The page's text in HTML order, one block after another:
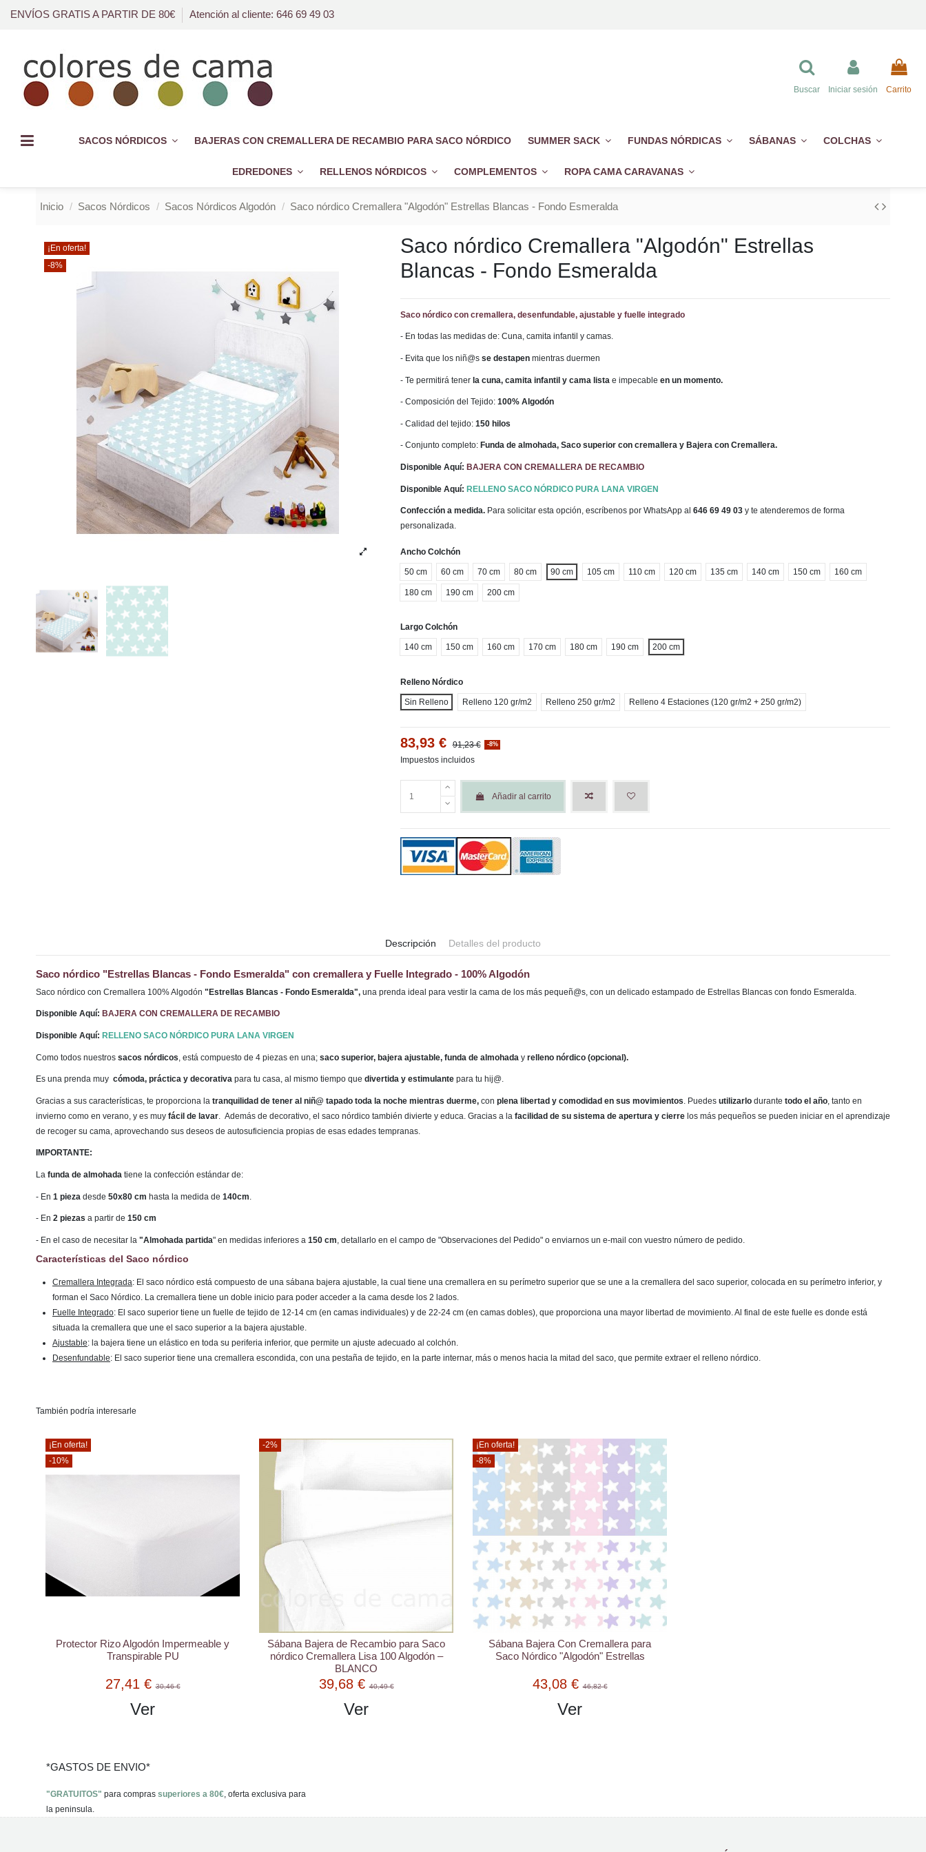
ENVÍOS GRATIS A PARTIR DE 80€ Atención al cliente: 646 69 49 03
Buscar Iniciar sesión Carrito
SACOS NÓRDICOS BAJERAS CON CREMALLERA DE RECAMBIO PARA SACO NÓRDICO SUMMER SACK FUNDAS NÓRDICAS SÁBANAS COLCHAS
EDREDONES RELLENOS NÓRDICOS COMPLEMENTOS ROPA CAMA CARAVANAS
Inicio Sacos Nórdicos Sacos Nórdicos Algodón Saco nórdico Cremallera "Algodón" Estrellas Blancas - Fondo Esmeralda
¡En oferta!
-8%
Saco nórdico Cremallera "Algodón" Estrellas
Blancas - Fondo Esmeralda
Saco nórdico con cremallera, desenfundable, ajustable y fuelle integrado
- En todas las medidas de: Cuna, camita infantil y camas.
- Evita que los niñ@sse destapen mientras duermen
- Te permitirá tenerla cuna, camita infantil y cama lista e impecableen un momento.
- Composición del Tejido:100% Algodón
- Calidad del tejido:150 hilos
- Conjunto completo: Funda de almohada, Saco superior con cremallera y Bajera con Cremallera.
Disponible Aquí: BAJERA CON CREMALLERA DE RECAMBIO
Disponible Aquí:RELLENO SACO NÓRDICO PURA LANA VIRGEN
Confección a medida. Para solicitar esta opción, escríbenos por WhatsApp al646 69 49 03y te atenderemos de forma
personalizada.
Ancho Colchón
50 cm 60 cm 70 cm 80 cm 90 cm 105 cm 110 cm 120 cm 135 cm 140 cm 150 cm 160 cm
180 cm 190 cm 200 cm
Largo Colchón
140 cm 150 cm 160 cm 170 cm 180 cm 190 cm 200 cm
Relleno Nórdico
Sin Relleno Relleno 120 gr/m2 Relleno 250 gr/m2 Relleno 4 Estaciones (120 gr/m2 + 250 gr/m2)
83,93 € 91,23 € -8%
Impuestos incluidos
Añadir al carrito
Descripción Detalles del producto
Saco nórdico "Estrellas Blancas - Fondo Esmeralda" con cremallera y Fuelle Integrado - 100% Algodón
Saco nórdico con Cremallera 100% Algodón "Estrellas Blancas - Fondo Esmeralda", una prenda ideal para vestir la cama de los más pequeñ@s, con un delicado estampado de Estrellas Blancas con fondo Esmeralda.
Disponible Aquí: BAJERA CON CREMALLERA DE RECAMBIO
Disponible Aquí: RELLENO SACO NÓRDICO PURA LANA VIRGEN
Como todos nuestros sacos nórdicos , está compuesto de 4 piezas en una; saco superior, bajera ajustable, funda de almohada y relleno nórdico (opcional).
Es una prenda muy cómoda, práctica y decorativa para tu casa, al mismo tiempo que divertida y estimulante para tu hij@.
Gracias a sus características, te proporciona la tranquilidad de tener al niñ@ tapado toda la noche mientras duerme, con plena libertad y comodidad en sus movimientos . Puedes utilizarlo durante todo el año , tanto en
invierno como en verano, y es muy fácil de lavar . Además de decorativo, el saco nórdico también divierte y educa. Gracias a la facilidad de su sistema de apertura y cierre los más pequeños se pueden iniciar en el aprendizaje
de recoger su cama, aprovechando sus deseos de autosuficiencia propias de esas edades tempranas.
IMPORTANTE:
La funda de almohada tiene la confección estándar de:
- En 1 pieza desde 50x80 cm hasta la medida de 140cm
- En 2 piezas a partir de 150 cm
- En el caso de necesitar la "Almohada partida" en medidas inferiores a 150 cm , detallarlo en el campo de "Observaciones del Pedido" o enviarnos un e-mail con vuestro número de pedido.
Características del Saco nórdico
Cremallera Integrada: El saco nórdico está compuesto de una sábana bajera ajustable, la cual tiene una cremallera en su perímetro superior que se une a la cremallera del saco superior, colocada en su perímetro inferior, y
forman el Saco Nórdico. La cremallera tiene un doble inicio para poder acceder a la cama desde los 2 lados.
Fuelle Integrado: El saco superior tiene un fuelle de tejido de 12-14 cm (en camas individuales) y de 22-24 cm (en camas dobles), que proporciona una mayor libertad de movimiento. Al final de este fuelle es donde está
situada la cremallera que une el saco superior a la bajera ajustable.
Ajustable: la bajera tiene un elástico en toda su periferia inferior, que permite un ajuste adecuado al colchón.
Desenfundable: El saco superior tiene una cremallera escondida, con una pestaña de tejido, en la parte internar, más o menos hacia la mitad del saco, que permite extraer el relleno nórdico.
También podría interesarle
¡En oferta!
-10%
Protector Rizo Algodón Impermeable y
Transpirable PU
27,41 €30,46 €
Ver
-2%
Sábana Bajera de Recambio para Saco
nórdico Cremallera Lisa 100 Algodón –
BLANCO
39,68 €40,49 €
Ver
¡En oferta!
-8%
Sábana Bajera Con Cremallera para
Saco Nórdico "Algodón" Estrellas
43,08 €46,82 €
Ver
*GASTOS DE ENVIO*
"GRATUITOS" para compras superiores a 80€, oferta exclusiva para
la peninsula.